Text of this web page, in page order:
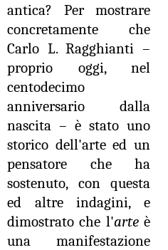
antica? Per mostrare
concretamente che
Carlo L. Ragghianti –
proprio oggi, nel
centodecimo
anniversario dalla
nascita – è stato uno
storico dell'arte ed un
pensatore che ha
sostenuto, con questa
ed altre indagini, e
dimostrato che l'arteè
una manifestazione